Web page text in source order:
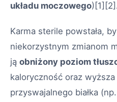
układu moczowego) [1][2]
Karma sterile powstała,
niekorzystnym zmianom
ją obniżony poziom
kaloryczność oraz
przyswajalnego białka